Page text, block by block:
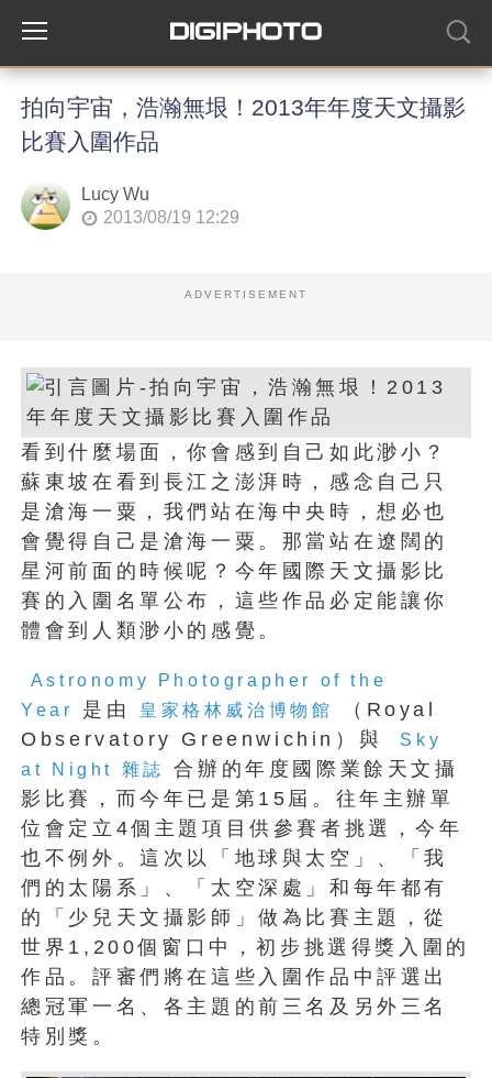
拍向宇宙，浩瀚無垠！2013年年度天文攝影
比賽入圍作品
Lucy Wu
2013/08/19 12:29
ADVERTISEMENT
看到什麼場面，你會感到自己如此渺小？
蘇東坡在看到長江之澎湃時，感念自己只
是滄海一粟，我們站在海中央時，想必也
會覺得自己是滄海一粟。那當站在遼闊的
星河前面的時候呢？今年國際天文攝影比
賽的入圍名單公布，這些作品必定能讓你
體會到人類渺小的感覺。
Astronomy Photographer of the
Year
是由 皇家格林威治博物館
（Royal
Observatory Greenwichin）與
Sky
at Night 雜誌
合辦的年度國際業餘天文攝
影比賽，而今年已是第15屆。往年主辦單
位會定立4個主題項目供參賽者挑選，今年
也不例外。這次以「地球與太空」、「我
們的太陽系」、「太空深處」和每年都有
的「少兒天文攝影師」做為比賽主題，從
世界1,200個窗口中，初步挑選得獎入圍的
作品。評審們將在這些入圍作品中評選出
總冠軍一名、各主題的前三名及另外三名
特別獎。